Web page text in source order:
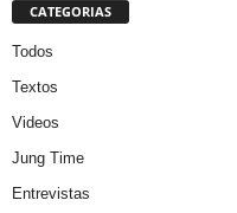
CATEGORIAS
Todos
Textos
Videos
Jung Time
Entrevistas